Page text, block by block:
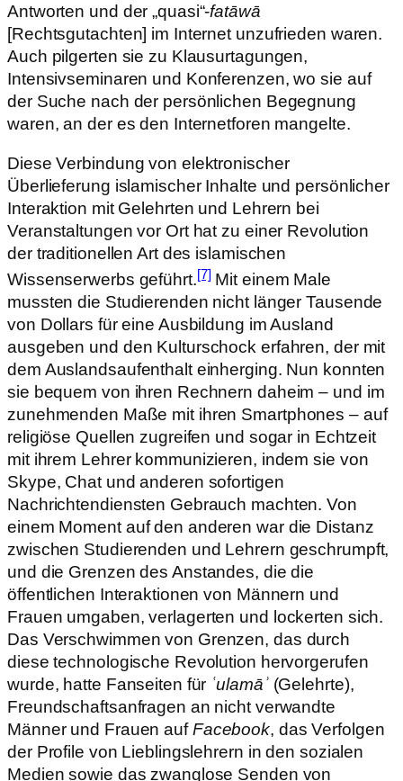
Antworten und der „quasi“-fatāwā
[Rechtsgutachten] im Internet unzufrieden waren.
Auch pilgerten sie zu Klausurtagungen,
Intensivseminaren und Konferenzen, wo sie auf
der Suche nach der persönlichen Begegnung
waren, an der es den Internetforen mangelte.
Diese Verbindung von elektronischer
Überlieferung islamischer Inhalte und persönlicher
Interaktion mit Gelehrten und Lehrern bei
Veranstaltungen vor Ort hat zu einer Revolution
der traditionellen Art des islamischen
Wissenserwerbs geführt.[7]Mit einem Male
mussten die Studierenden nicht länger Tausende
von Dollars für eine Ausbildung im Ausland
ausgeben und den Kulturschock erfahren, der mit
dem Auslandsaufenthalt einherging. Nun konnten
sie bequem von ihren Rechnern daheim – und im
zunehmenden Maße mit ihren Smartphones – auf
religiöse Quellen zugreifen und sogar in Echtzeit
mit ihrem Lehrer kommunizieren, indem sie von
Skype, Chat und anderen sofortigen
Nachrichtendiensten Gebrauch machten. Von
einem Moment auf den anderen war die Distanz
zwischen Studierenden und Lehrern geschrumpft,
und die Grenzen des Anstandes, die die
öffentlichen Interaktionen von Männern und
Frauen umgaben, verlagerten und lockerten sich.
Das Verschwimmen von Grenzen, das durch
diese technologische Revolution hervorgerufen
wurde, hatte Fanseiten für ʿulamāʾ(Gelehrte),
Freundschaftsanfragen an nicht verwandte
Männer und Frauen aufFacebook, das Verfolgen
der Profile von Lieblingslehrern in den sozialen
Medien sowie das zwanglose Senden von